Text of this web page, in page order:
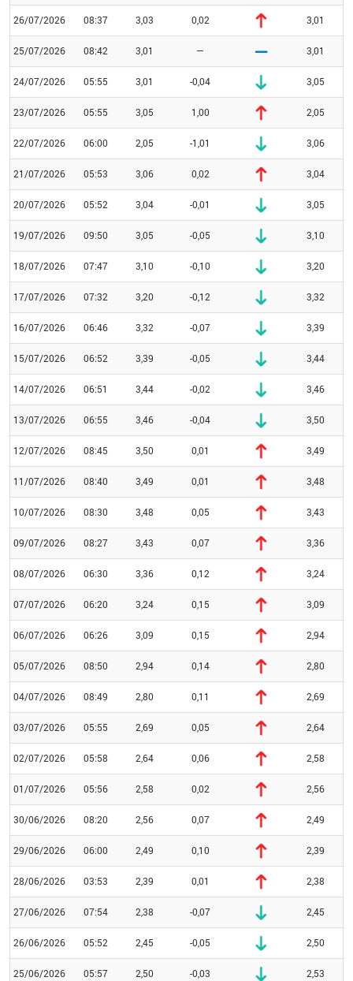
26/07/2026 08:37 3,03 0,02 3,01
25/07/2026 08:42 3,01 — 3,01
24/07/2026 05:55 3,01 -0,04 3,05
23/07/2026 05:55 3,05 1,00 2,05
22/07/2026 06:00 2,05 -1,01 3,06
21/07/2026 05:53 3,06 0,02 3,04
20/07/2026 05:52 3,04 -0,01 3,05
19/07/2026 09:50 3,05 -0,05 3,10
18/07/2026 07:47 3,10 -0,10 3,20
17/07/2026 07:32 3,20 -0,12 3,32
16/07/2026 06:46 3,32 -0,07 3,39
15/07/2026 06:52 3,39 -0,05 3,44
14/07/2026 06:51 3,44 -0,02 3,46
13/07/2026 06:55 3,46 -0,04 3,50
12/07/2026 08:45 3,50 0,01 3,49
11/07/2026 08:40 3,49 0,01 3,48
10/07/2026 08:30 3,48 0,05 3,43
09/07/2026 08:27 3,43 0,07 3,36
08/07/2026 06:30 3,36 0,12 3,24
07/07/2026 06:20 3,24 0,15 3,09
06/07/2026 06:26 3,09 0,15 2,94
05/07/2026 08:50 2,94 0,14 2,80
04/07/2026 08:49 2,80 0,11 2,69
03/07/2026 05:55 2,69 0,05 2,64
02/07/2026 05:58 2,64 0,06 2,58
01/07/2026 05:56 2,58 0,02 2,56
30/06/2026 08:20 2,56 0,07 2,49
29/06/2026 06:00 2,49 0,10 2,39
28/06/2026 03:53 2,39 0,01 2,38
27/06/2026 07:54 2,38 -0,07 2,45
26/06/2026 05:52 2,45 -0,05 2,50
25/06/2026 05:57 2,50 -0,03 2,53